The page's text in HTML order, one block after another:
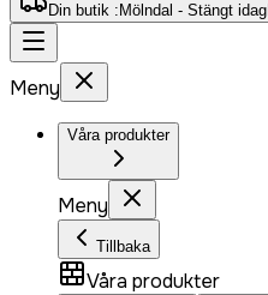
Din butik : Mölndal - Stängt idag
Meny
Våra produkter
Meny
Tillbaka
Våra produkter